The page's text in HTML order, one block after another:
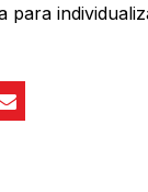
para